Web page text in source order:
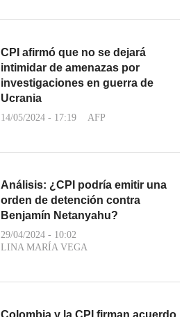
CPI afirmó que no se dejará
intimidar de amenazas por
investigaciones en guerra de
Ucrania
14/05/2024 - 17:19 AFP
Análisis: ¿CPI podría emitir una
orden de detención contra
Benjamín Netanyahu?
29/04/2024 - 10:02
LINA MARÍA VEGA
Colombia y la CPI firman acuerdo